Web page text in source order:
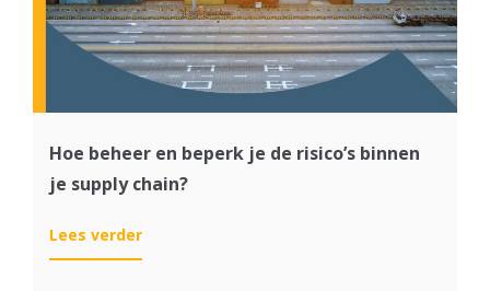
SAP
IBP
Hoe beheer en beperk je de risico’s binnen
je supply chain?
Lees verder:
Hoe